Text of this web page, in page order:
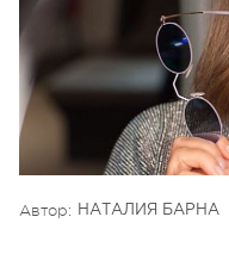
Автор: НАТАЛИЯ БАРНА